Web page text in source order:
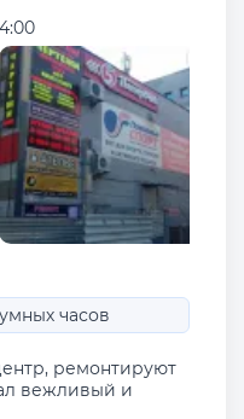
часов
ремонтируют
вежливый и